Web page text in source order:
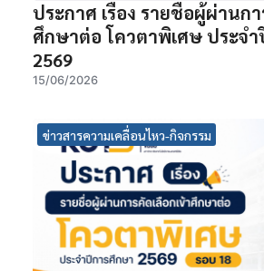
ประกาศ เรื่อง รายชื่อผู้ผ่านกา
ศึกษาต่อ โควตาพิเศษ ประจ
2569
15/06/2026
ข่าวสารความเคลื่อนไหว-กิจกรรม